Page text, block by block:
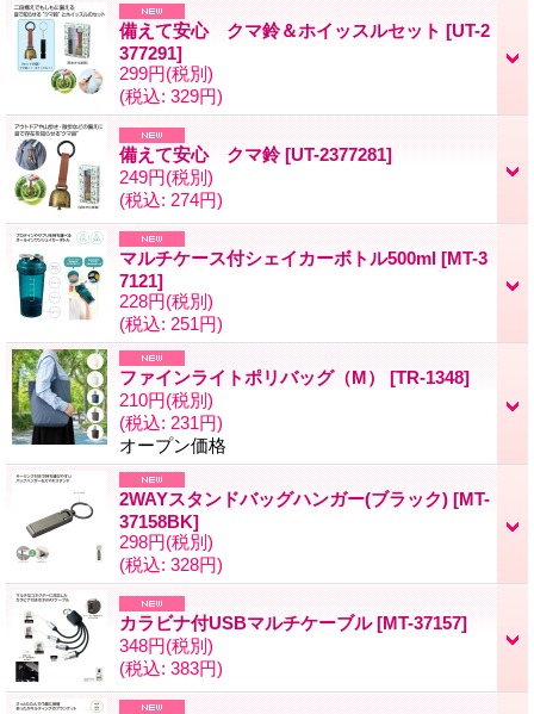
備えて安心 クマ鈴＆ホイッスルセット [UT-2
377291]
299円(税別)
(税込: 329円)
備えて安心 クマ鈴[UT-2377281]
249円(税別)
(税込: 274円)
マルチケース付シェイカーボトル500ml [MT-3
7121]
228円(税別)
(税込: 251円)
ファインライトポリバッグ（M） [TR-1348]
210円(税別)
(税込: 231円)
オープン価格
2WAYスタンドバッグハンガー(ブラック) [MT-
37158BK]
298円(税別)
(税込: 328円)
カラビナ付USBマルチケーブル[MT-37157]
348円(税別)
(税込: 383円)